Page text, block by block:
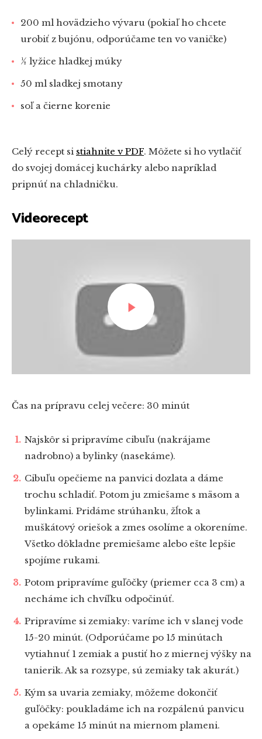
200 ml hovädzieho vývaru (pokiaľ ho chcete
urobiť z bujónu, odporúčame ten vo vaničke)
½ lyžice hladkej múky
50 ml sladkej smotany
soľ a čierne korenie
Celý recept si stiahnite v PDF. Môžete si ho vytlačiť
do svojej domácej kuchárky alebo napríklad
pripnúť na chladničku.
Videorecept
PREHRAŤ ZNOVA
Čas na prípravu celej večere: 30 minút
Najskôr si pripravíme cibuľu (nakrájame
nadrobno) a bylinky (nasekáme).
Cibuľu opečieme na panvici dozlata a dáme
trochu schladiť. Potom ju zmiešame s mäsom a
bylinkami. Pridáme strúhanku, žĺtok a
muškátový oriešok a zmes osolíme a okoreníme.
Všetko dôkladne premiešame alebo ešte lepšie
spojíme rukami.
Potom pripravíme guľôčky (priemer cca 3 cm) a
necháme ich chvíľku odpočinúť.
Pripravíme si zemiaky: varíme ich v slanej vode
15-20 minút. (Odporúčame po 15 minútach
vytiahnuť 1 zemiak a pustiť ho z miernej výšky na
tanierik. Ak sa rozsype, sú zemiaky tak akurát.)
Kým sa uvaria zemiaky, môžeme dokončiť
guľôčky: poukladáme ich na rozpálenú panvicu
a opekáme 15 minút na miernom plameni.